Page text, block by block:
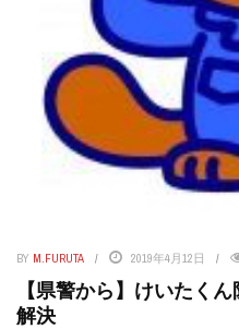
BY M.FURUTA 2019年4月12日
【県警から】けいたく
解決